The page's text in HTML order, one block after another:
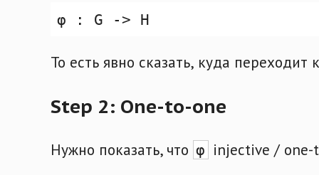
То есть явно сказать, куда
Step 2: One-to-one
Нужно показать, что φ injective / one-